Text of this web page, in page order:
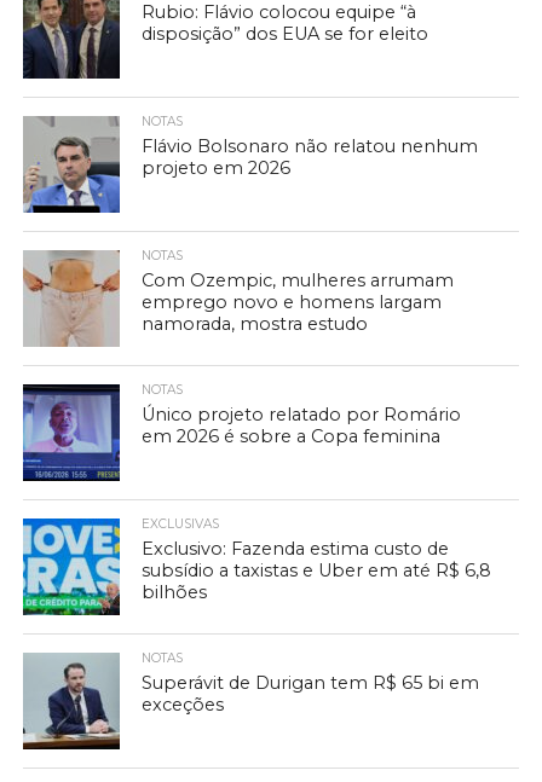
Rubio: Flávio colocou equipe “à
disposição” dos EUA se for eleito
NOTAS
Flávio Bolsonaro não relatou nenhum
projeto em 2026
NOTAS
Com Ozempic, mulheres arrumam
emprego novo e homens largam
namorada, mostra estudo
NOTAS
Único projeto relatado por Romário
em 2026 é sobre a Copa feminina
EXCLUSIVAS
Exclusivo: Fazenda estima custo de
subsídio a taxistas e Uber em até R$ 6,8
bilhões
NOTAS
Superávit de Durigan tem R$ 65 bi em
exceções